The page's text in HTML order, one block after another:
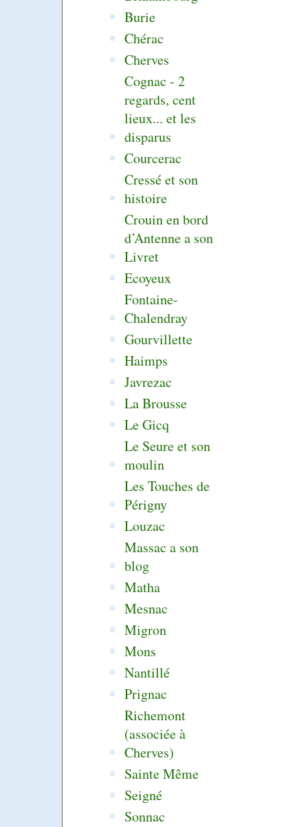
Burie
Chérac
Cherves
Cognac - 2
regards, cent
lieux... et les
disparus
Courcerac
Cressé et son
histoire
Crouin en bord
d’Antenne a son
Livret
Ecoyeux
Fontaine-
Chalendray
Gourvillette
Haimps
Javrezac
La Brousse
Le Gicq
Le Seure et son
moulin
Les Touches de
Périgny
Louzac
Massac a son
blog
Matha
Mesnac
Migron
Mons
Nantillé
Prignac
Richemont
(associée à
Cherves)
Sainte Même
Seigné
Sonnac